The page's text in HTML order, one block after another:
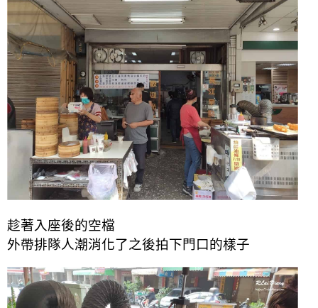
趁著入座後的空檔
外帶排隊人潮消化了之後拍下門口的樣子